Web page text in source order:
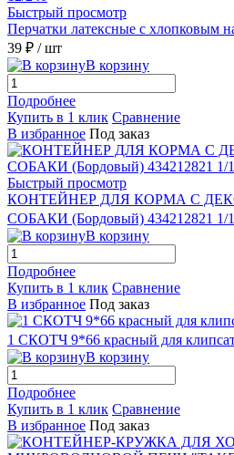
Быстрый просмотр
Перчатки латексные с хлопковым
39 ₽ / шт
В корзину
Подробнее
Купить в 1 клик Сравнение
В избранное Под заказ
Быстрый просмотр
КОНТЕЙНЕР ДЛЯ КОРМА С
СОБАКИ (Бордовый) 434212821 1/
В корзину
Подробнее
Купить в 1 клик Сравнение
В избранное Под заказ
1 СКОТЧ 9*66 красный для
В корзину
Подробнее
Купить в 1 клик Сравнение
В избранное Под заказ